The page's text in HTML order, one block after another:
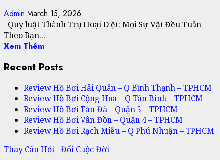
Admin March 15, 2026
Quy luật Thành Trụ Hoại Diệt: Mọi Sự Vật Đều Tuân
Theo Bạn...
Xem Thêm
Recent Posts
Review Hồ Bơi Hải Quân – Q Bình Thạnh – TPHCM
Review Hồ Bơi Cộng Hòa – Q Tân Bình – TPHCM
Review Hồ Bơi Tản Đà – Quận 5 – TPHCM
Review Hồ Bơi Vân Đồn – Quận 4 – TPHCM
Review Hồ Bơi Rạch Miễu – Q Phú Nhuận – TPHCM
Thay Câu Hỏi - Đổi Cuộc Đời